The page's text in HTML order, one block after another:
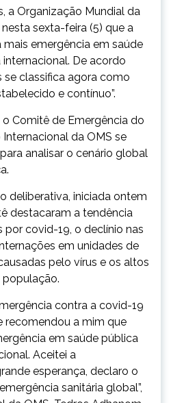
a Organização Mundial da
sexta-feira (5) que a
emergência em saúde
De acordo
se classifica agora como
e contínuo”.
Comitê de Emergência do
da OMS se
analisar o cenário global
deliberativa, iniciada ontem
destacaram a tendência
covid-19, o declínio nas
em unidades de
pelo vírus e os altos
população.
contra a covid-19
recomendou a mim que
em saúde pública
Aceitei a
esperança, declaro o
sanitária global”,